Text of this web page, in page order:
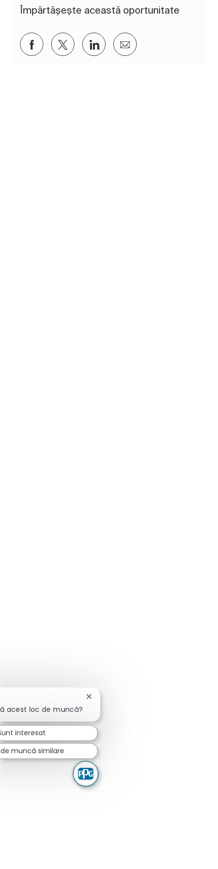
Împărtășește această oportunitate
Distribuiți prin Facebook
Distribuiți prin twitter
Distribuiți prin LinkedIn
Distribuiți prin e-
acest loc de muncă?
Închideți notificarea chatbot-ului
interesat
muncă similare